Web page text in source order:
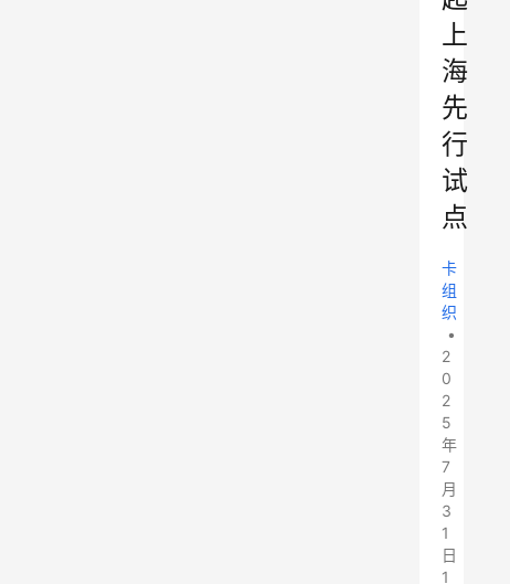
上
海
先
行
试
点
卡
组
织
•
2
0
2
5
年
7
月
3
1
日
1